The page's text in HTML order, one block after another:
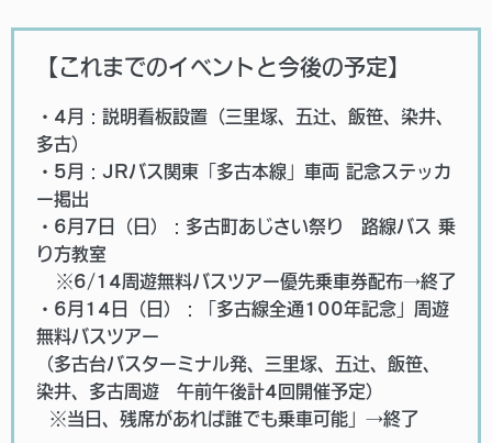
【これまでのイベントと今後の予定】
・4月：説明看板設置（三里塚、五辻、飯笹、染井、
多古）
・5月：JRバス関東「多古本線」車両 記念ステッカ
ー掲出
・6月7日（日）：多古町あじさい祭り 路線バス 乗
り方教室
※6/14周遊無料バスツアー優先乗車券配布→終了
・6月14日（日）：「多古線全通100年記念」周遊
無料バスツアー
（多古台バスターミナル発、三里塚、五辻、飯笹、
染井、多古周遊 午前午後計4回開催予定）
※当日、残席があれば誰でも乗車可能」→終了